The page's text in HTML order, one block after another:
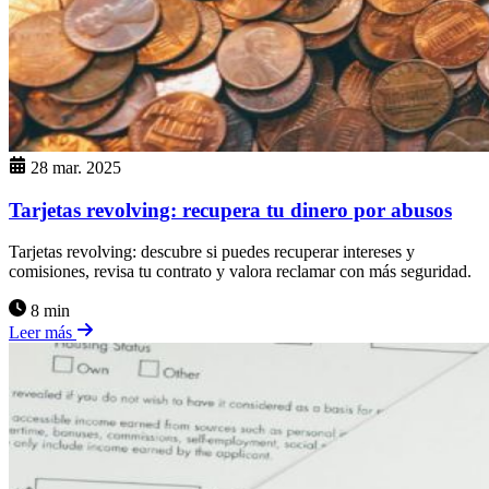
28 mar. 2025
Tarjetas revolving: recupera tu dinero por abusos
Tarjetas revolving: descubre si puedes recuperar intereses y
comisiones, revisa tu contrato y valora reclamar con más seguridad.
8 min
Leer más